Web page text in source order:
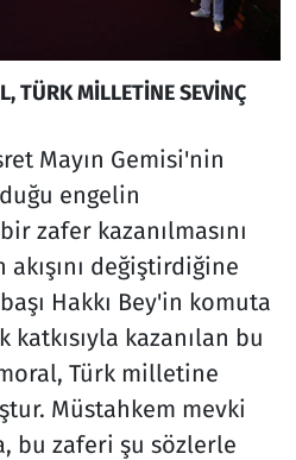
TÜRK MİLLETİNE SEVİNÇ
Mayın Gemisi'nin
engelin
zafer kazanılmasını
akışını değiştirdiğine
Hakkı Bey'in komuta
kazanılan bu
Türk milletine
Müstahkem mevki
bu zaferi şu sözlerle